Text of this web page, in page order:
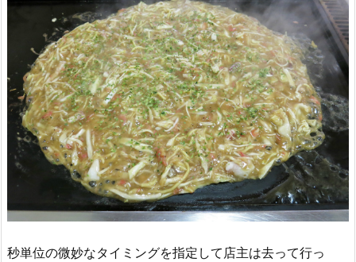
秒単位の微妙なタイミングを指定して店主は去って行っ